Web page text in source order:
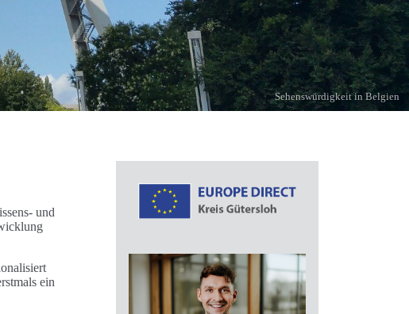
Sehenswürdigkeit in Belgien
und
ein